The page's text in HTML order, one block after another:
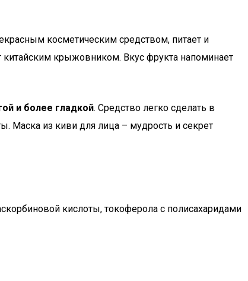
косметическим средством, питает и
китайским крыжовником. Вкус фрукта напоминает
и более гладкой. Средство легко сделать в
Маска из киви для лица – мудрость и секрет
кислоты, токоферола с полисахаридами